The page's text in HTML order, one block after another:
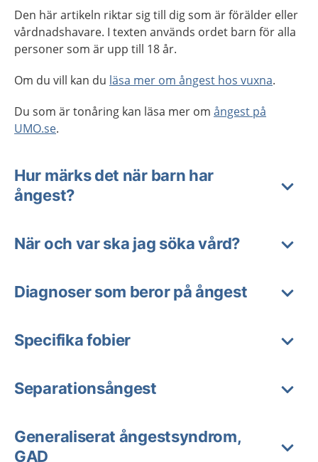
Den här artikeln riktar sig till dig som är förälder eller
vårdnadshavare. I texten används ordet barn för alla
personer som är upp till 18 år.
Om du vill kan du läsa mer om ångest hos vuxna.
Du som är tonåring kan läsa mer om ångest på
UMO.se.
Hur märks det när barn har
ångest?
När och var ska jag söka vård?
Diagnoser som beror på ångest
Specifika fobier
Separationsångest
Generaliserat ångestsyndrom,
GAD